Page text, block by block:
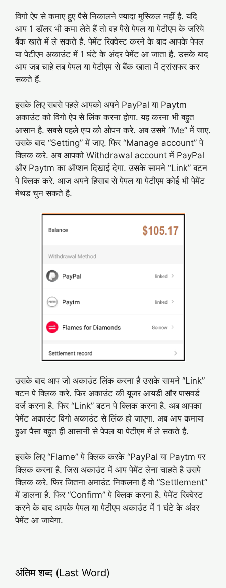
विगो ऐप से कमाए हुए पैसे निकालने ज्यादा मुस्किल नहीं है. यदि
आप 1 डॉलर भी कमा लेते हैं तो वह पैसे पेपल या पेटीएम के जरिये
बैंक खाते में ले सकते है. पेमेंट रिक्वेस्ट करने के बाद आपके पेपल
या पेटीएम अकाउंट में 1 घंटे के अंदर पेमेंट आ जाता है. उसके बाद
आप जब चाहे तब पेपल या पेटीएम से बैंक खाता में ट्रांसफर कर
सकते हैं.
इसके लिए सबसे पहले आपको अपने PayPal या Paytm
अकाउंट को विगो ऐप से लिंक करना होगा. यह करना भी बहुत
आसान है. सबसे पहले एप्प को ओपन करे. अब उसमे “Me” में जाए.
उसके बाद “Setting” में जाए. फिर “Manage account” पे
क्लिक करे. अब आपको Withdrawal account में PayPal
और Paytm का ऑप्शन दिखाई देगा. उसके सामने “Link” बटन
पे क्लिक करे. आज अपने हिसाब से पेपल या पेटीएम कोई भी पेमेंट
मेथड चुन सकते है.
उसके बाद आप जो अकाउंट लिंक करना है उसके सामने “Link”
बटन पे क्लिक करे. फिर अकाउंट की यूजर आयडी और पासवर्ड
दर्ज करना है. फिर “Link” बटन पे क्लिक करना है. अब आपका
पेमेंट अकाउंट विगो अकाउंट से लिंक हो जाएगा. अब आप कमाया
हुआ पैसा बहुत ही आसानी से पेपल या पेटीएम में ले सकते है.
इसके लिए “Flame” पे क्लिक करके “PayPal या Paytm पर
क्लिक करना है. जिस अकाउंट में आप पेमेंट लेना चाहते है उसपे
क्लिक करे. फिर जितना अमाउंट निकलना है वो “Settlement”
में डालना है. फिर “Confirm” पे क्लिक करना है. पेमेंट रिक्वेस्ट
करने के बाद आपके पेपल या पेटीएम अकाउंट में 1 घंटे के अंदर
पेमेंट आ जायेगा.
अंतिम शब्द (Last Word)